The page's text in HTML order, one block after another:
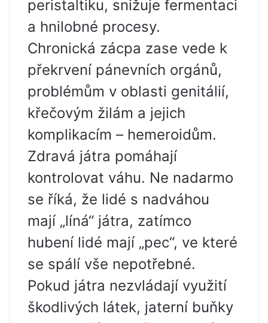
peristaltiku, snižuje fermentaci
a hnilobné procesy.
Chronická zácpa zase vede k
překrvení pánevních orgánů,
problémům v oblasti genitálií,
křečovým žilám a jejich
komplikacím – hemeroidům.
Zdravá játra pomáhají
kontrolovat váhu. Ne nadarmo
se říká, že lidé s nadváhou
mají „líná“ játra, zatímco
hubení lidé mají „pec“, ve které
se spálí vše nepotřebné.
Pokud játra nezvládají využití
škodlivých látek, jaterní buňky